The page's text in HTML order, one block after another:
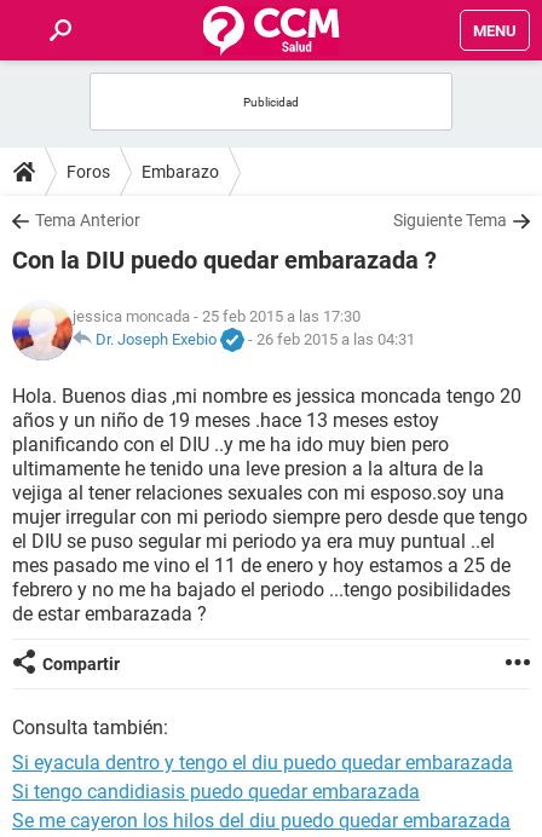
MENU
FOROS
SALUD
NUTRICIÓN
BIENESTAR
SEXUALIDAD
GLOSARIO
Foros Embarazo
Tema Anterior Siguiente Tema
Con la DIU puedo quedar embarazada ?
jessica moncada - 25 feb 2015 a las 17:30
Dr. Joseph Exebio
- 26 feb 2015 a las 04:31
Hola. Buenos dias ,mi nombre es jessica moncada tengo 20
años y un niño de 19 meses .hace 13 meses estoy
planificando con el DIU ..y me ha ido muy bien pero
ultimamente he tenido una leve presion a la altura de la
vejiga al tener relaciones sexuales con mi esposo.soy una
mujer irregular con mi periodo siempre pero desde que tengo
el DIU se puso segular mi periodo ya era muy puntual ..el
mes pasado me vino el 11 de enero y hoy estamos a 25 de
febrero y no me ha bajado el periodo ...tengo posibilidades
de estar embarazada ?
Compartir
Consulta también:
Si eyacula dentro y tengo el diu puedo quedar embarazada
Si tengo candidiasis puedo quedar embarazada
Se me cayeron los hilos del diu puedo quedar embarazada